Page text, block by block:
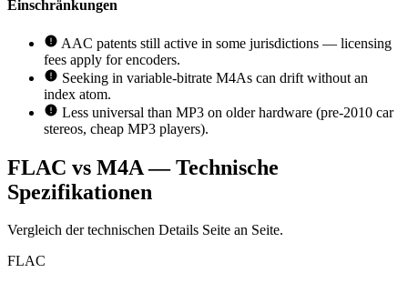
Einschränkungen
AAC patents still active in some jurisdictions — licensing
fees apply for encoders.
Seeking in variable-bitrate M4As can drift without an
index atom.
Less universal than MP3 on older hardware (pre-2010 car
stereos, cheap MP3 players).
FLAC vs M4A — Technische
Spezifikationen
Vergleich der technischen Details Seite an Seite.
FLAC